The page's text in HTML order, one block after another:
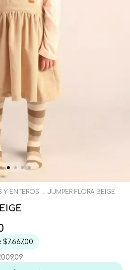
Y ENTEROS . JUMPER FLORA BEIGE
$7.667,00